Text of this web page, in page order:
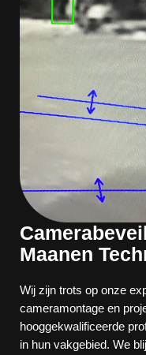
Maanen
Wij zijn trots op onze
cameramontage en
hooggekwalificeerde
in hun vakgebied. We